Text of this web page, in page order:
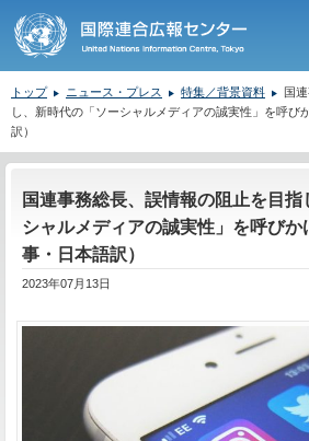
トップ ニュース・プレス 特集／背景資料
国
し、新時代の「ソーシャルメディアの誠実性」を呼び
訳）
国連事務総長、誤情報の阻止を目
シャルメディアの誠実性」を呼び
事・日本語訳）
2023年07月13日